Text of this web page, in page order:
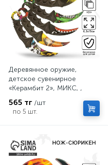
Деревянное оружие,
детское сувенирное
«Керамбит 2», МИКС, ,
565 тг /шт
по 5 шт.